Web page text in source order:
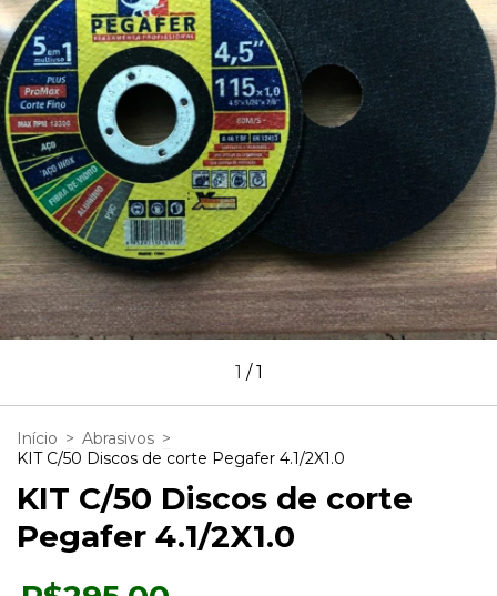
1 /1
Início > Abrasivos >
KIT C/50 Discos de corte Pegafer 4.1/2X1.0
KIT C/50 Discos de corte
Pegafer 4.1/2X1.0